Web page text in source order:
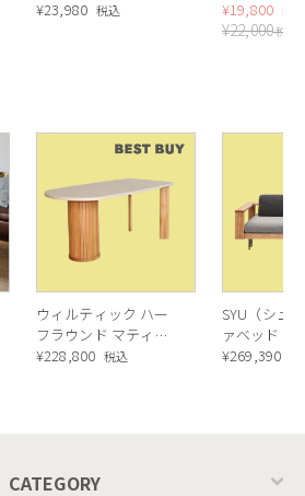
クチャー
¥23,980 税込 ¥19,800 税
¥22,000税込
ウィルティック ハー
フラウンド マティエ
ラ塗装 ダイニングテ
¥228,800 税込
SYU（シュ
ァベッド（
ル）190cm
¥269,390
CATEGORY